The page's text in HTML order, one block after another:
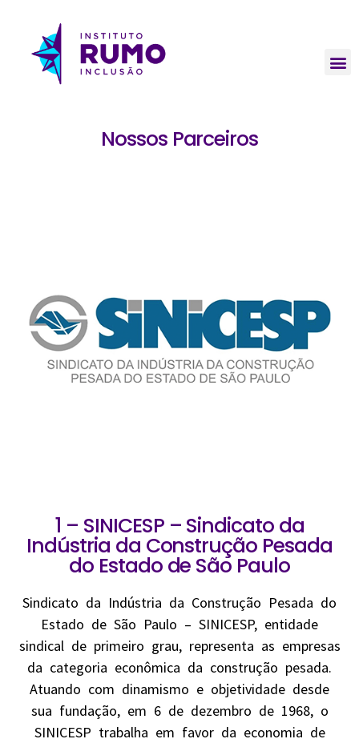
Nossos Parceiros
1 – SINICESP – Sindicato da
Indústria da Construção Pesada
do Estado de São Paulo
Sindicato da Indústria da Construção Pesada do
Estado de São Paulo – SINICESP, entidade
sindical de primeiro grau, representa as empresas
da categoria econômica da construção pesada.
Atuando com dinamismo e objetividade desde
sua fundação, em 6 de dezembro de 1968, o
SINICESP trabalha em favor da economia de